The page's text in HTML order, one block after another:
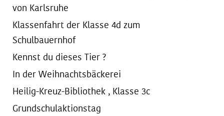
von Karlsruhe
Klassenfahrt der Klasse 4d zum
Schulbauernhof
Kennst du dieses Tier ?
In der Weihnachtsbäckerei
Heilig-Kreuz-Bibliothek , Klasse 3c
Grundschulaktionstag